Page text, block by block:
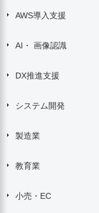
AWS導入支援
AI・ 画像認識
DX推進支援
システム開発
製造業
教育業
小売・EC